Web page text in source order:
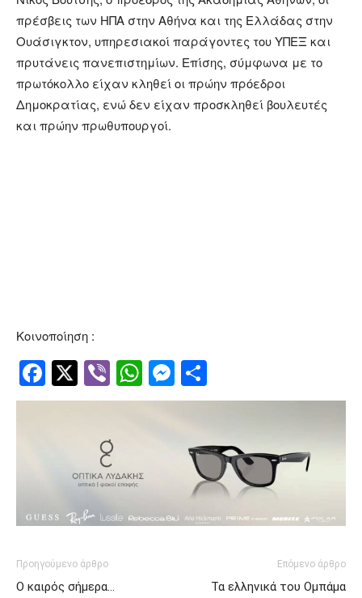
πρέσβεις των ΗΠΑ στην Αθήνα και της Ελλάδας στην
Ουάσιγκτον, υπηρεσιακοί παράγοντες του ΥΠΕΞ και
πρυτάνεις πανεπιστημίων. Επίσης, σύμφωνα με το
πρωτόκολλο είχαν κληθεί οι πρώην πρόεδροι
Δημοκρατίας, ενώ δεν είχαν προσκληθεί βουλευτές
και πρώην πρωθυπουργοί.
Κοινοποίηση :
Facebook
Twitter
ViberWhatsApp
Messenger
Προηγούμενο άρθρο
Ο καιρός σήμερα…
Επόμενο άρθρο
Τα ελληνικά του Ομπάμα